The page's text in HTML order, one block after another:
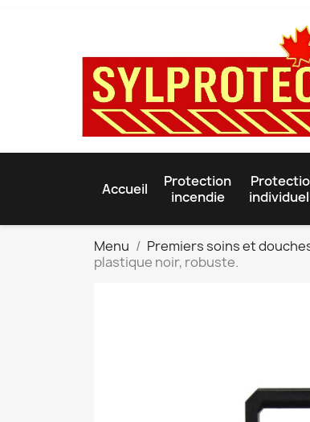
Accueil
Protection
incendie
Menu Premiers soins et
plastique noir, robuste.